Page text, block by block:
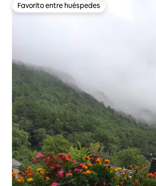
Favorito entre huéspedes
Favorito entre huéspedes